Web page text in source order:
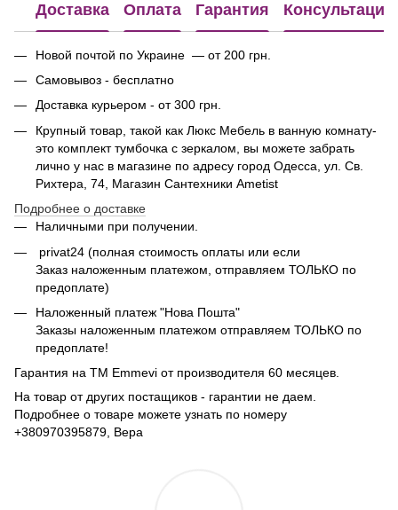
Доставка Оплата Гарантия Консультация
Новой почтой по Украине — от 200 грн.
Самовывоз - бесплатно
Доставка курьером - от 300 грн.
Крупный товар, такой как Люкс Мебель в ванную комнату-
это комплект тумбочка с зеркалом, вы можете забрать
лично у нас в магазине по адресу город Одесса, ул. Св.
Рихтера, 74, Магазин Сантехники Ametist
Подробнее о доставке
Наличными при получении.
privat24 (полная стоимость оплаты или если
Заказ наложенным платежом, отправляем ТОЛЬКО по
предоплате)
Наложенный платеж "Нова Пошта"
Заказы наложенным платежом отправляем ТОЛЬКО по
предоплате!
Гарантия на ТМ Emmevi от производителя 60 месяцев.
На товар от других постащиков - гарантии не даем.
Подробнее о товаре можете узнать по номеру
+380970395879, Вера